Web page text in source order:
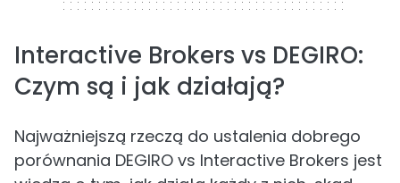
Interactive Brokers vs DEGIRO:
Czym są i jak działają?
Najważniejszą rzeczą do ustalenia dobrego
porównania DEGIRO vs Interactive Brokers jest